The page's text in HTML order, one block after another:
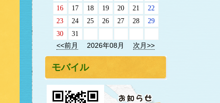
16
17 18 19 20 21
22
23
24 25 26 27 28
29
30
31
<<前月
2026年08月 次月>>
モバイル